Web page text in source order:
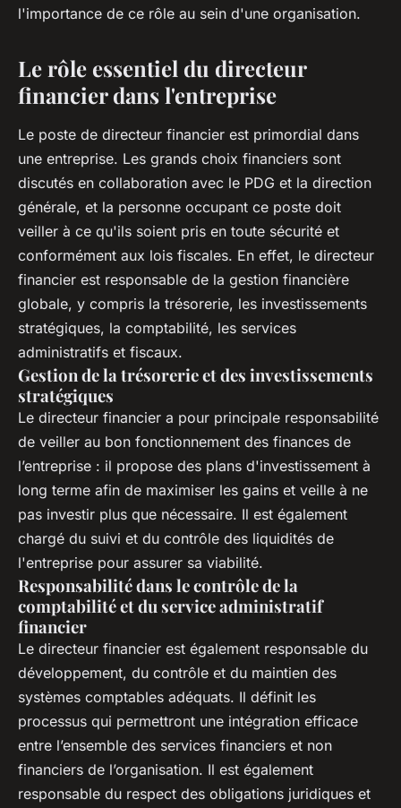
l'importance de ce rôle au sein d'une organisation.
Le rôle essentiel du directeur
financier dans l'entreprise
Le poste de directeur financier est primordial dans
une entreprise. Les grands choix financiers sont
discutés en collaboration avec le PDG et la direction
générale, et la personne occupant ce poste doit
veiller à ce qu'ils soient pris en toute sécurité et
conformément aux lois fiscales. En effet, le directeur
financier est responsable de la gestion financière
globale, y compris la trésorerie, les investissements
stratégiques, la comptabilité, les services
administratifs et fiscaux.
Gestion de la trésorerie et des investissements
stratégiques
Le directeur financier a pour principale responsabilité
de veiller au bon fonctionnement des finances de
l’entreprise : il propose des plans d'investissement à
long terme afin de maximiser les gains et veille à ne
pas investir plus que nécessaire. Il est également
chargé du suivi et du contrôle des liquidités de
l'entreprise pour assurer sa viabilité.
Responsabilité dans le contrôle de la
comptabilité et du service administratif
financier
Le directeur financier est également responsable du
développement, du contrôle et du maintien des
systèmes comptables adéquats. Il définit les
processus qui permettront une intégration efficace
entre l’ensemble des services financiers et non
financiers de l’organisation. Il est également
responsable du respect des obligations juridiques et